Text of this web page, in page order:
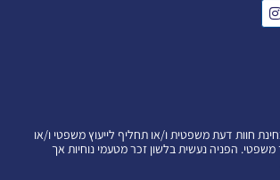
חוות דעת משפטית ו/או תחליף לייעוץ משפטי ו/או
הפניה נעשית בלשון זכר מטעמי נוחיות אך